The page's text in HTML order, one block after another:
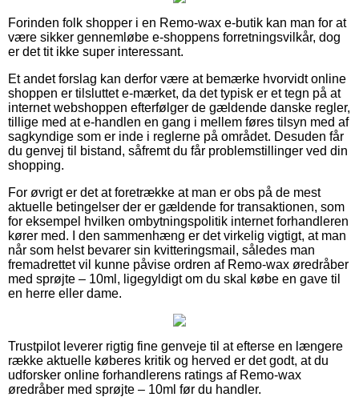
Forinden folk shopper i en Remo-wax e-butik kan man for at
være sikker gennemløbe e-shoppens forretningsvilkår, dog
er det tit ikke super interessant.
Et andet forslag kan derfor være at bemærke hvorvidt online
shoppen er tilsluttet e-mærket, da det typisk er et tegn på at
internet webshoppen efterfølger de gældende danske regler,
tillige med at e-handlen en gang i mellem føres tilsyn med af
sagkyndige som er inde i reglerne på området. Desuden får
du genvej til bistand, såfremt du får problemstillinger ved din
shopping.
For øvrigt er det at foretrække at man er obs på de mest
aktuelle betingelser der er gældende for transaktionen, som
for eksempel hvilken ombytningspolitik internet forhandleren
kører med. I den sammenhæng er det virkelig vigtigt, at man
når som helst bevarer sin kvitteringsmail, således man
fremadrettet vil kunne påvise ordren af Remo-wax øredråber
med sprøjte – 10ml, ligegyldigt om du skal købe en gave til
en herre eller dame.
Trustpilot leverer rigtig fine genveje til at efterse en længere
række aktuelle køberes kritik og herved er det godt, at du
udforsker online forhandlerens ratings af Remo-wax
øredråber med sprøjte – 10ml før du handler.